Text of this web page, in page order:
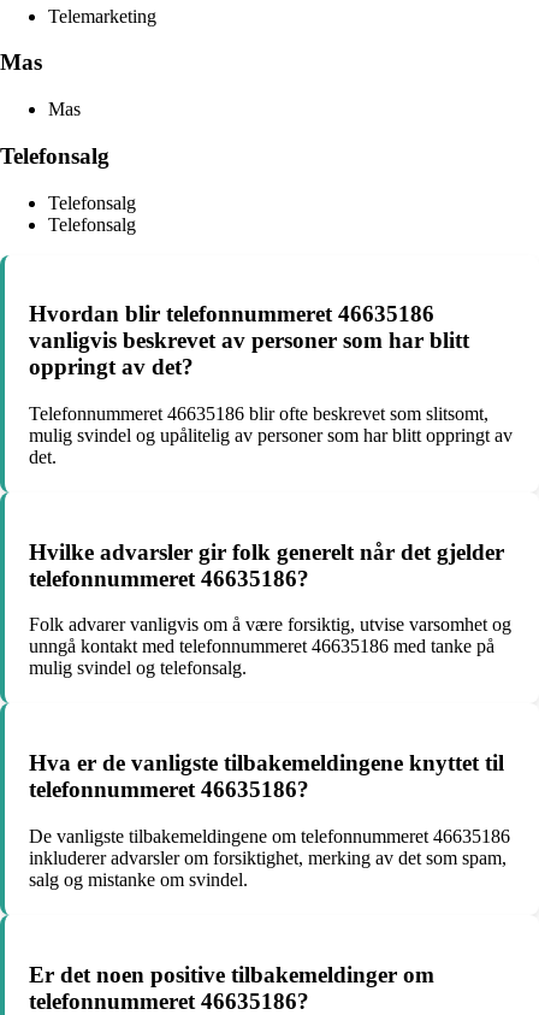
Telemarketing
Mas
Mas
Telefonsalg
Telefonsalg
Telefonsalg
Hvordan blir telefonnummeret 46635186
vanligvis beskrevet av personer som har blitt
oppringt av det?
Telefonnummeret 46635186 blir ofte beskrevet som slitsomt,
mulig svindel og upålitelig av personer som har blitt oppringt av
det.
Hvilke advarsler gir folk generelt når det gjelder
telefonnummeret 46635186?
Folk advarer vanligvis om å være forsiktig, utvise varsomhet og
unngå kontakt med telefonnummeret 46635186 med tanke på
mulig svindel og telefonsalg.
Hva er de vanligste tilbakemeldingene knyttet til
telefonnummeret 46635186?
De vanligste tilbakemeldingene om telefonnummeret 46635186
inkluderer advarsler om forsiktighet, merking av det som spam,
salg og mistanke om svindel.
Er det noen positive tilbakemeldinger om
telefonnummeret 46635186?